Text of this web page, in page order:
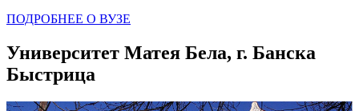
ПОДРОБНЕЕ О ВУЗЕ
Университет Матея Бела, г. Банска
Быстрица